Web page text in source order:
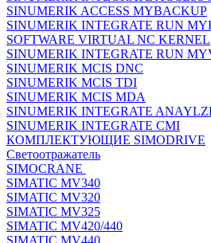
SINUMERIK ACCESS MYBACKUP
SINUMERIK INTEGRATE RUN
SOFTWARE VIRTUAL NC KERNEL
SINUMERIK INTEGRATE RUN
SINUMERIK MCIS DNC
SINUMERIK MCIS TDI
SINUMERIK MCIS MDA
SINUMERIK INTEGRATE
SINUMERIK INTEGRATE CMI
КОМПЛЕКТУЮЩИЕ SIMODRIVE
Светоотражатель
SIMOCRANE
SIMATIC MV340
SIMATIC MV320
SIMATIC MV325
SIMATIC MV420/440
SIMATIC MV440